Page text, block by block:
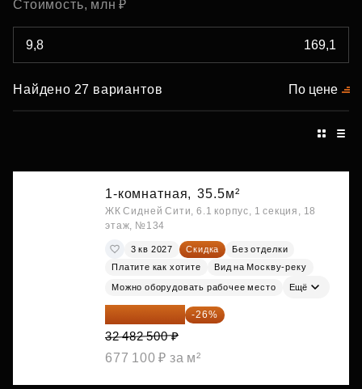
Стоимость, млн ₽
Найдено 27 вариантов По цене
1-комнатная, 35.5м²
ЖК Сидней Сити, 6.1 корпус, 1 секция, 18
этаж, №134
3 кв 2027 Скидка
Без отделки
Платите как хотите
Вид на Москву-реку
Можно оборудовать рабочее место Ещё
24 037 050 ₽ -26%
32 482 500 ₽
677 100 ₽ за м²